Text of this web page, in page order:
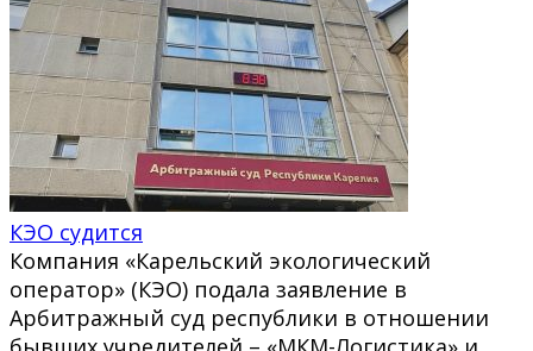
КЭО судится
Компания «Карельский экологический
оператор» (КЭО) подала заявление в
Арбитражный суд республики в отношении